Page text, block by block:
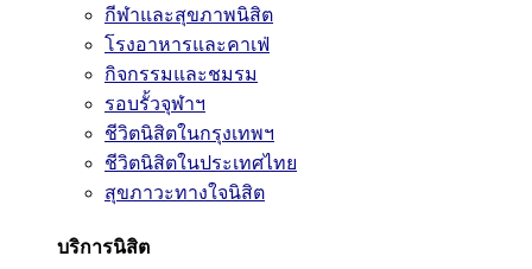
กีฬาและสุขภาพนิสิต
โรงอาหารและคาเฟ่
กิจกรรมและชมรม
รอบรั้วจุฬาฯ
ชีวิตนิสิตในกรุงเทพฯ
ชีวิตนิสิตในประเทศไทย
สุขภาวะทางใจนิสิต
บริการนิสิต